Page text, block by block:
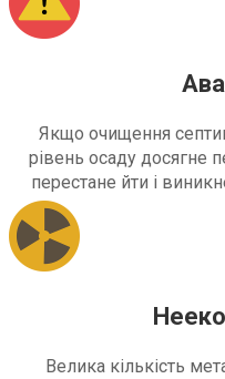
Якщо очищення
рівень осаду досягне
перестане йти і
Велика кількість